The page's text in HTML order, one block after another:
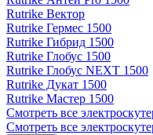
Rutrike Вектор
Rutrike Гермес 1500
Rutrike Гибрид 1500
Rutrike Глобус 1500
Rutrike Глобус NEXT 1500
Rutrike Дукат 1500
Rutrike Мастер 1500
Смотреть все
Смотреть все